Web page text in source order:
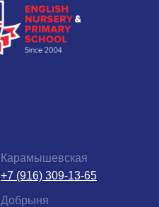
Добрыня
+7 (916) 309-13-65
Карамышевская